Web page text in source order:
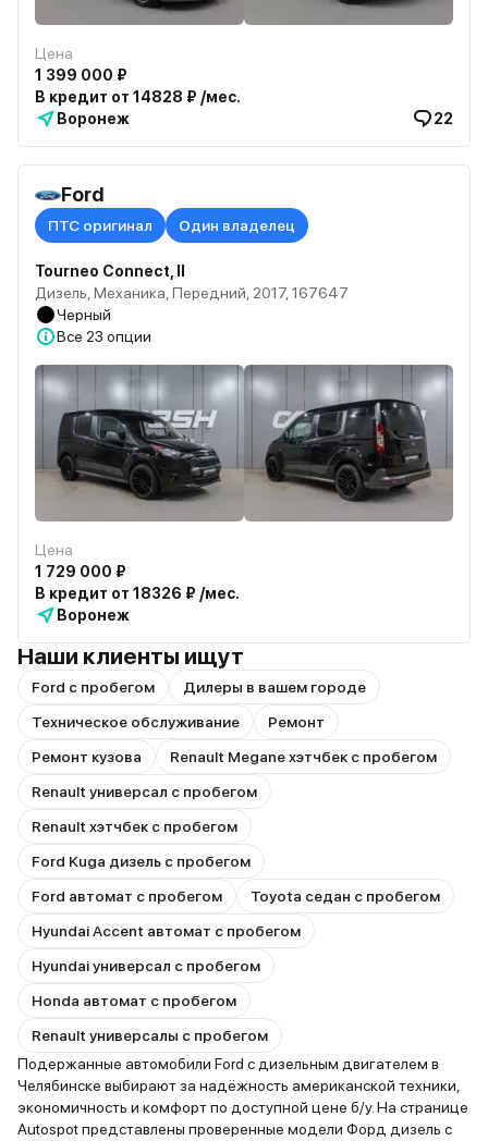
Цена
1 399 000 ₽
В кредит от 14828 ₽ /мес.
Воронеж
22
Ford
ПТС оригинал Один владелец
Tourneo Connect, II
Дизель, Механика, Передний, 2017, 167647
Черный
Все 23 опции
Цена
1 729 000 ₽
В кредит от 18326 ₽ /мес.
Воронеж
Наши клиенты ищут
Ford с пробегом
Дилеры в вашем городе
Техническое обслуживание
Ремонт
Ремонт кузова
Renault Megane хэтчбек с пробегом
Renault универсал с пробегом
Renault хэтчбек с пробегом
Ford Kuga дизель с пробегом
Ford автомат с пробегом
Toyota седан с пробегом
Hyundai Accent автомат с пробегом
Hyundai универсал с пробегом
Honda автомат с пробегом
Renault универсалы с пробегом
Подержанные автомобили Ford с дизельным двигателем в
Челябинске выбирают за надёжность американской техники,
экономичность и комфорт по доступной цене б/у. На странице
Autospot представлены проверенные модели Форд дизель с